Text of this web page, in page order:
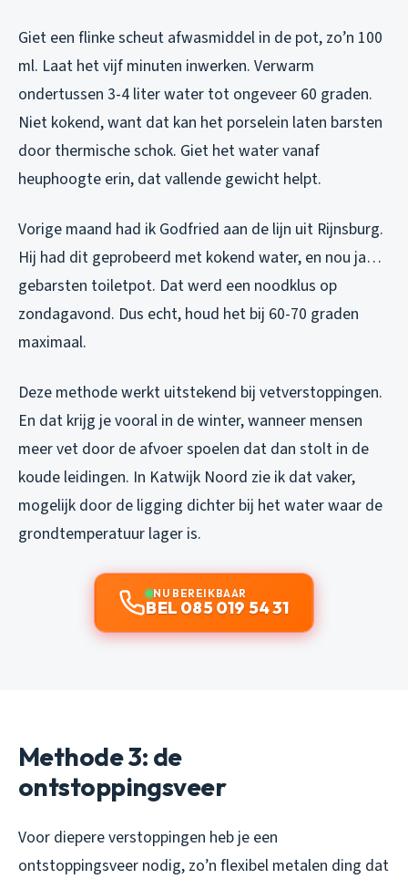
Giet een flinke scheut afwasmiddel in de pot, zo’n 100
ml. Laat het vijf minuten inwerken. Verwarm
ondertussen 3-4 liter water tot ongeveer 60 graden.
Niet kokend, want dat kan het porselein laten barsten
door thermische schok. Giet het water vanaf
heuphoogte erin, dat vallende gewicht helpt.
Vorige maand had ik Godfried aan de lijn uit Rijnsburg.
Hij had dit geprobeerd met kokend water, en nou ja…
gebarsten toiletpot. Dat werd een noodklus op
zondagavond. Dus echt, houd het bij 60-70 graden
maximaal.
Deze methode werkt uitstekend bij vetverstoppingen.
En dat krijg je vooral in de winter, wanneer mensen
meer vet door de afvoer spoelen dat dan stolt in de
koude leidingen. In Katwijk Noord zie ik dat vaker,
mogelijk door de ligging dichter bij het water waar de
grondtemperatuur lager is.
NU BEREIKBAAR
BEL 085 019 54 31
Methode 3: de
ontstoppingsveer
Voor diepere verstoppingen heb je een
ontstoppingsveer nodig, zo’n flexibel metalen ding dat